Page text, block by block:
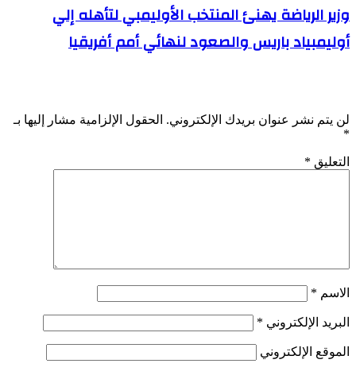
وزير الرياضة يهنئ المنتخب الأوليمبي لتأهله إلي
أوليمبياد باريس والصعود لنهائي أمم أفريقيا
لن يتم نشر عنوان بريدك الإلكتروني. الحقول الإلزامية مشار إليها بـ
*
التعليق *
الاسم *
البريد الإلكتروني *
الموقع الإلكتروني